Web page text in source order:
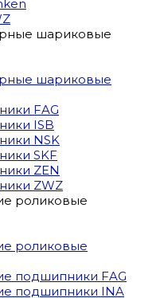
шариковые
шариковые
FAG
ISB
NSK
SKF
ZEN
ZWZ
роликовые
роликовые
подшипники FAG
подшипники INA